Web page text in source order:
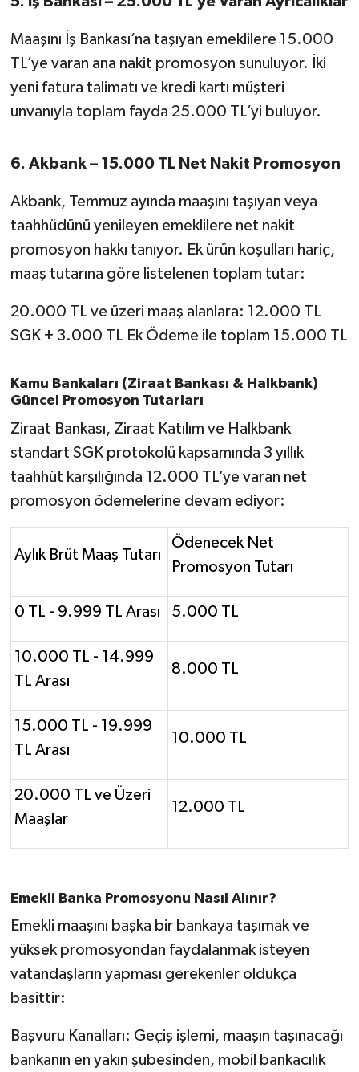
Maaşını İş Bankası’na taşıyan emeklilere 15.000
TL’ye varan ana nakit promosyon sunuluyor. İki
yeni fatura talimatı ve kredi kartı müşteri
unvanıyla toplam fayda 25.000 TL’yi buluyor.
6. Akbank – 15.000 TL Net Nakit Promosyon
Akbank, Temmuz ayında maaşını taşıyan veya
taahhüdünü yenileyen emeklilere net nakit
promosyon hakkı tanıyor. Ek ürün koşulları hariç,
maaş tutarına göre listelenen toplam tutar:
20.000 TL ve üzeri maaş alanlara: 12.000 TL
SGK + 3.000 TL Ek Ödeme ile toplam 15.000 TL
Kamu Bankaları (Ziraat Bankası & Halkbank)
Güncel Promosyon Tutarları
Ziraat Bankası, Ziraat Katılım ve Halkbank
standart SGK protokolü kapsamında 3 yıllık
taahhüt karşılığında 12.000 TL’ye varan net
promosyon ödemelerine devam ediyor:
Aylık Brüt Maaş Tutarı
Ödenecek Net
Promosyon Tutarı
0 TL - 9.999 TL Arası 5.000 TL
10.000 TL - 14.999
TL Arası
8.000 TL
15.000 TL - 19.999
TL Arası
10.000 TL
20.000 TL ve Üzeri
Maaşlar
12.000 TL
Emekli Banka Promosyonu Nasıl Alınır?
Emekli maaşını başka bir bankaya taşımak ve
yüksek promosyondan faydalanmak isteyen
vatandaşların yapması gerekenler oldukça
basittir:
Başvuru Kanalları: Geçiş işlemi, maaşın taşınacağı
bankanın en yakın şubesinden, mobil bankacılık